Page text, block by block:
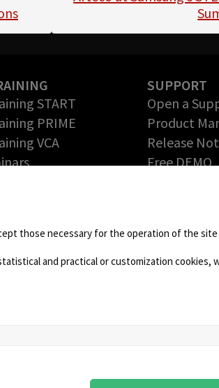
START
PRIME
VCA
Program – Grow
Business with us
SUPPORT
Open a
Product
Release
Free DEMO
those necessary for the operation of the
and practical or customization cookies,